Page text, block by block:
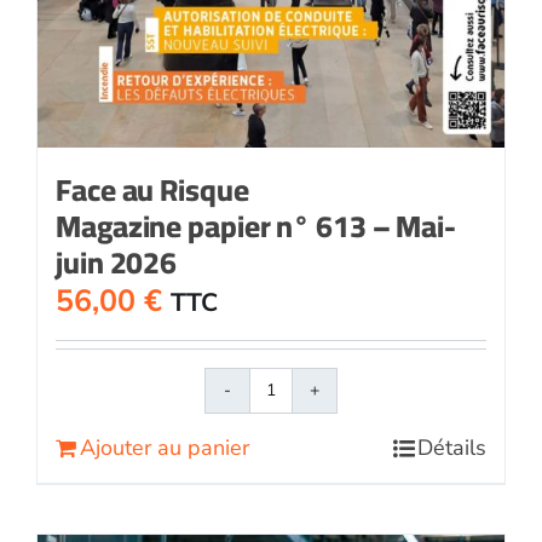
Face au Risque
Magazine papier n° 613 – Mai-
juin 2026
56,00 € TTC
quantité
Ajouter au panier Détails